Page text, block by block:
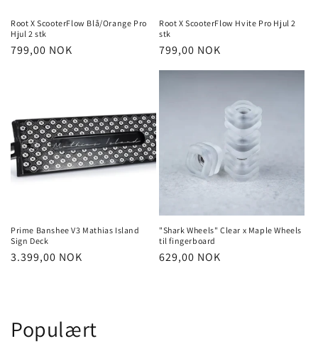
Root X ScooterFlow Blå/Orange Pro
Hjul 2 stk
Regular
799,00 NOK
Root X ScooterFlow Hvite Pro Hjul 2
stk
Regular
799,00 NOK
Prime Banshee V3 Mathias Island
Sign Deck
Regular
3.399,00 NOK
"Shark Wheels" Clear x Maple Wheels
til fingerboard
Regular
629,00 NOK
Populært